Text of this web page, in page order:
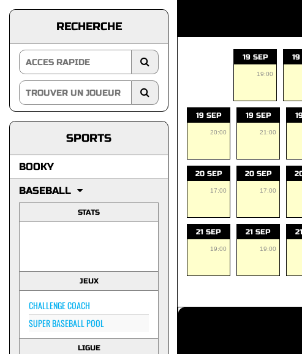
RECHERCHE
SPORTS
BOOKY
BASEBALL
STATS
JEUX
CHALLENGE COACH
SUPER BASEBALL POOL
LIGUE
19 SEP
19:00
19
19 SEP
20:00
19 SEP
21:00
20 SEP
17:00
20 SEP
17:00
21 SEP
19:00
21 SEP
19:00